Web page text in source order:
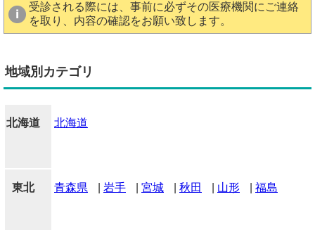
受診される際には、事前に必ずその医療機関にご連絡
を取り、内容の確認をお願い致します。
地域別カテゴリ
北海道 北海道
東北 青森県 岩手 宮城 秋田 山形 福島